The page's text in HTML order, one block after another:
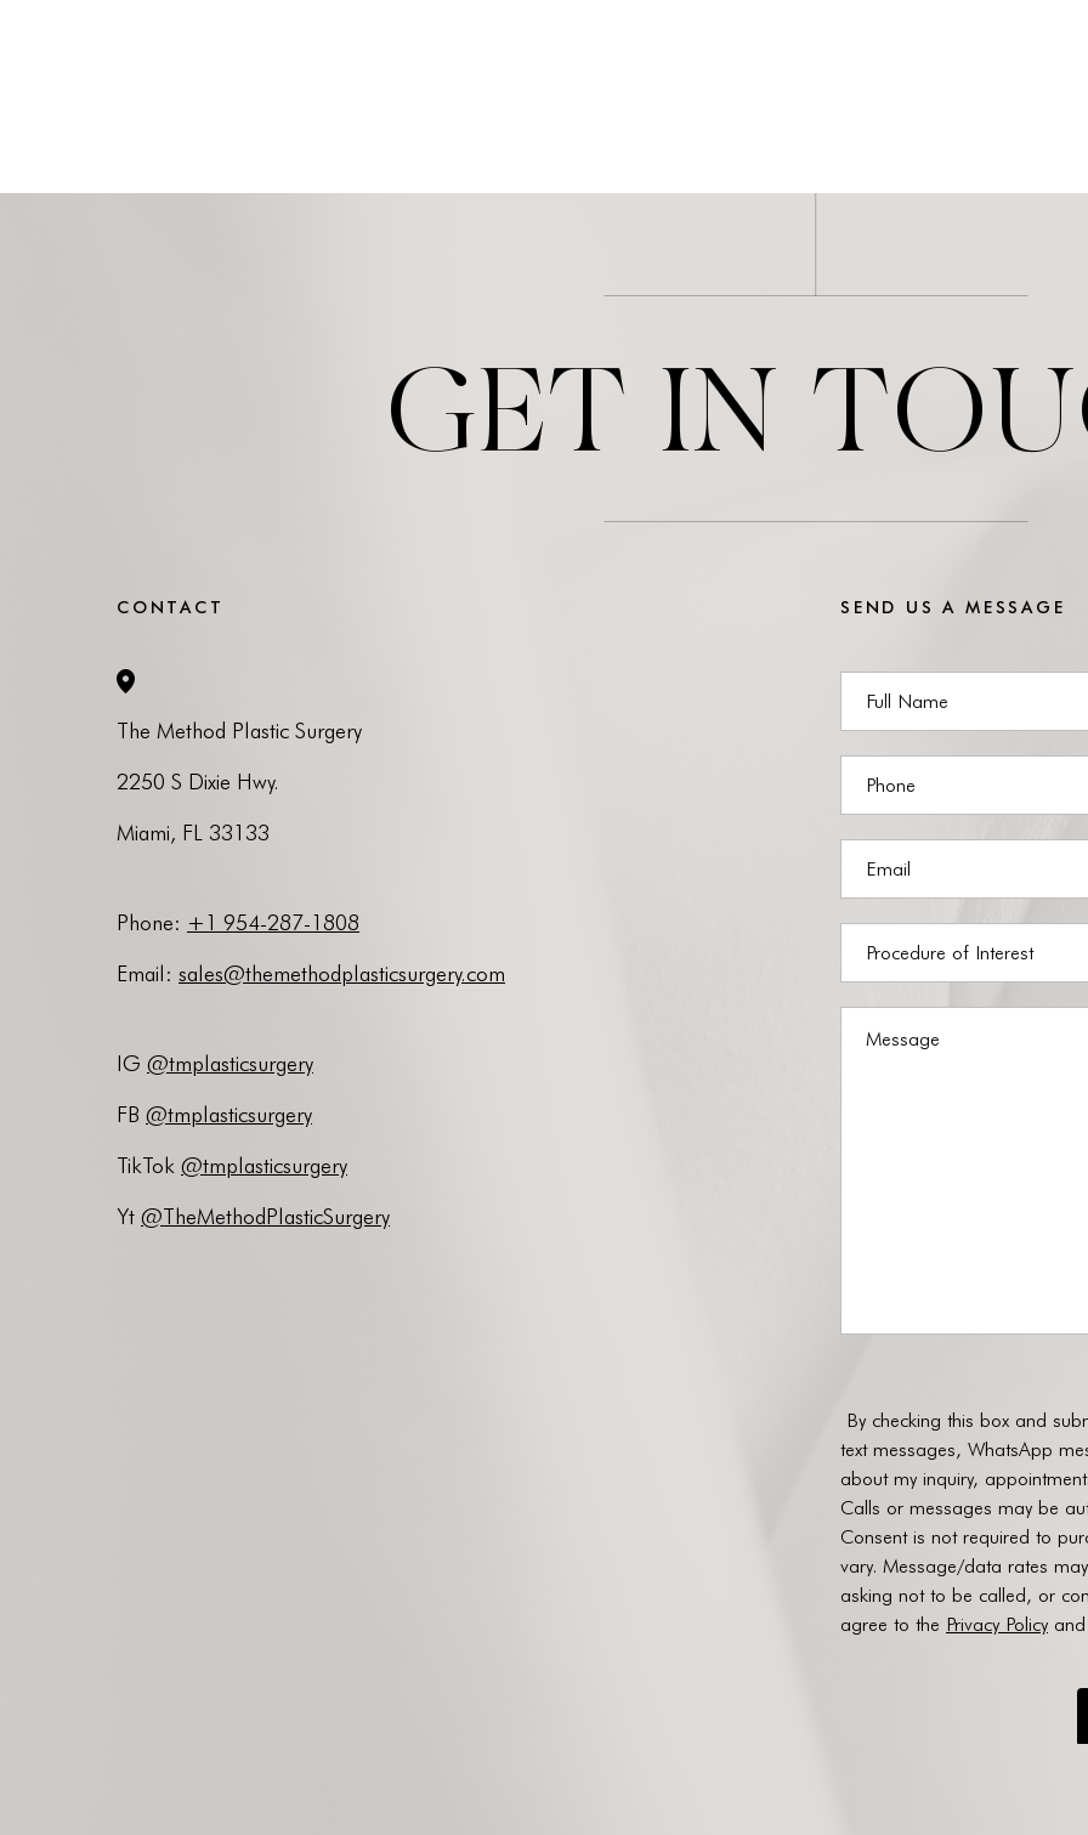
GET IN
CONTACT
The Method Plastic Surgery
2250 S Dixie Hwy.
Miami, FL 33133
Phone: +1 954-287-1808
Email: sales@themethodplasticsurgery.com
IG @tmplasticsurgery
FB @tmplasticsurgery
TikTok @tmplasticsurgery
Yt @TheMethodPlasticSurgery
SEND US A MESSAGE